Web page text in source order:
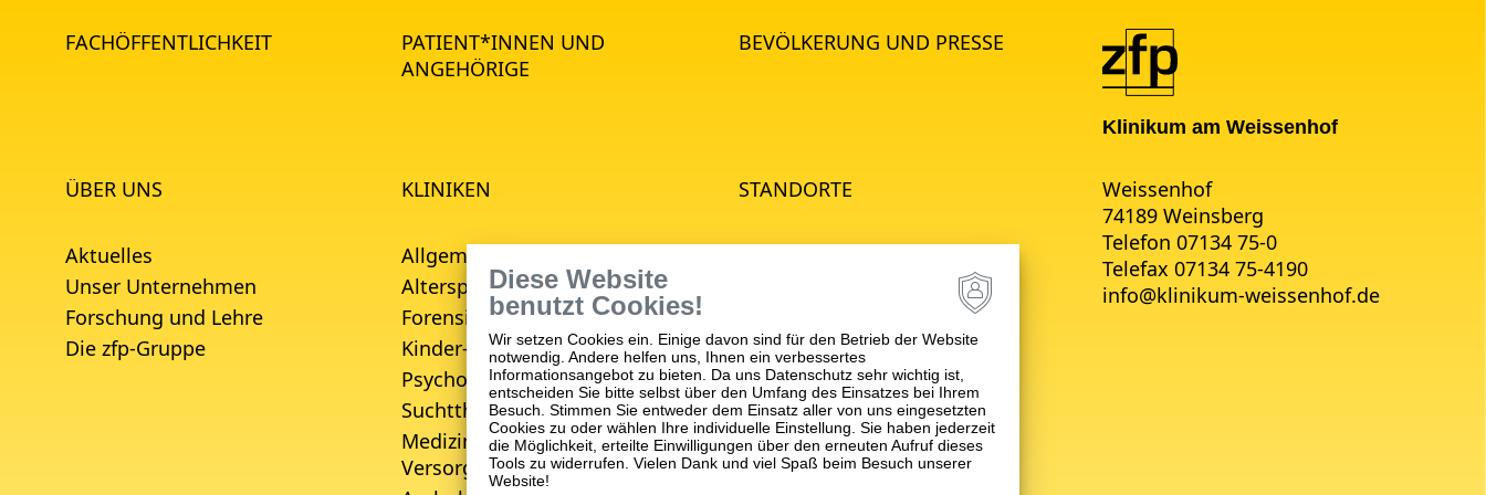
FACHÖFFENTLICHKEIT
PATIENT*INNEN UND
ANGEHÖRIGE
BEVÖLKERUNG UND PRESSE
Klinikum am Weissenhof
ÜBER UNS
Aktuelles
Unser Unternehmen
Forschung und Lehre
Die zfp-Gruppe
KLINIKEN
Allgemeine Psychiatrie
Alterspsychiatrie
Forensische Psychiatrie
Kinder- und Jugendpsychiatrie
Psychosomatische Medizin
Suchttherapie
Medizinisches
Versorgungszentrum (MVZ)
STANDORTE
Weissenhof
74189 Weinsberg
Telefon 07134 75-0
Telefax 07134 75-4190
info@klinikum-weissenhof.de
Diese Website
benutzt Cookies!
Wir setzen Cookies ein. Einige davon sind für den Betrieb der Website
notwendig. Andere helfen uns, Ihnen ein verbessertes
Informationsangebot zu bieten. Da uns Datenschutz sehr wichtig ist,
entscheiden Sie bitte selbst über den Umfang des Einsatzes bei Ihrem
Besuch. Stimmen Sie entweder dem Einsatz aller von uns eingesetzten
Cookies zu oder wählen Ihre individuelle Einstellung. Sie haben jederzeit
die Möglichkeit, erteilte Einwilligungen über den erneuten Aufruf dieses
Tools zu widerrufen. Vielen Dank und viel Spaß beim Besuch unserer
Website!